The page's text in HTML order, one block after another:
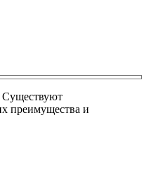
Существуют
преимущества и